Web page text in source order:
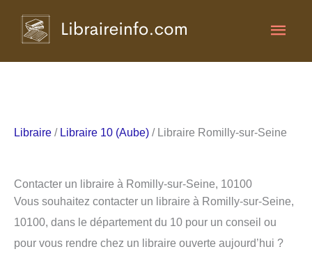
Libraire / Libraire 10 (Aube) / Libraire Romilly-sur-Seine
Contacter un libraire à Romilly-sur-Seine, 10100
Vous souhaitez contacter un libraire à Romilly-sur-Seine,
10100, dans le département du 10 pour un conseil ou
pour vous rendre chez un libraire ouverte aujourd’hui ?